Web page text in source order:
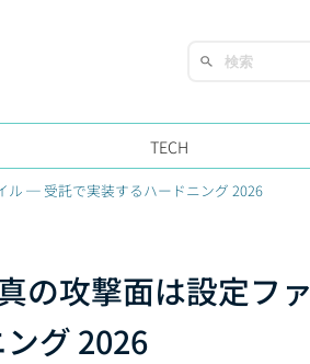
TECH
ル ─ 受託で実装するハードニング 2026
の攻撃面は設定ファ
グ 2026